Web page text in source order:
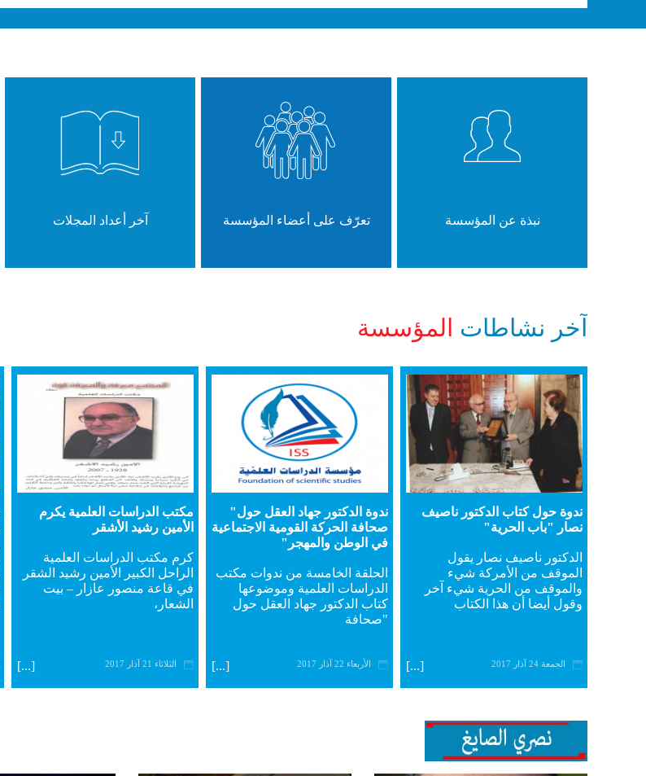
نبذة عن المؤسسة تعرّف على أعضاء المؤسسة آخر أعداد المجلات
آخر نشاطات المؤسسة
ندوة حول كتاب الدكتور ناصيف
نصار "باب الحرية"
الدكتور ناصيف نصار يقول
الموقف من الأمركة شيء
والموقف من الحرية شيء آخر
وقول أيضا أن هذا الكتاب
الجمعة 24 آذار 2017 [...]
ندوة الدكتور جهاد العقل حول"
صحافة الحركة القومية الاجتماعية
في الوطن والمهجر"
الحلقة الخامسة من ندوات مكتب
الدراسات العلمية وموضوعها
كتاب الدكتور جهاد العقل حول
"صحافة
الأربعاء 22 آذار 2017 [...]
مكتب الدراسات العلمية يكرم
الأمين رشيد الأشقر
كرم مكتب الدراسات العلمية
الراحل الكبير الأمين رشيد الشقر
في قاعة منصور عازار – بيت
الشعار،
الثلاثاء 21 آذار 2017 [...]